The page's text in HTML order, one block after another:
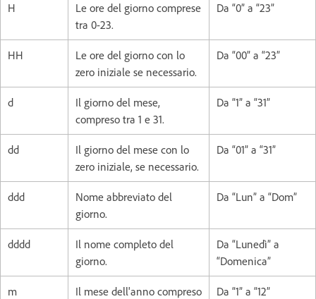
H
Le ore del giorno comprese
tra 0-23.
Da “0” a “23”
HH
Le ore del giorno con lo
zero iniziale se necessario.
Da “00” a “23”
d
Il giorno del mese,
compreso tra 1 e 31.
Da “1” a “31”
dd
Il giorno del mese con lo
zero iniziale, se necessario.
Da “01” a “31”
ddd
Nome abbreviato del
giorno.
Da “Lun” a “Dom”
dddd
Il nome completo del
giorno.
Da “Lunedì” a
“Domenica”
m Il mese dell'anno compreso Da “1” a “12”